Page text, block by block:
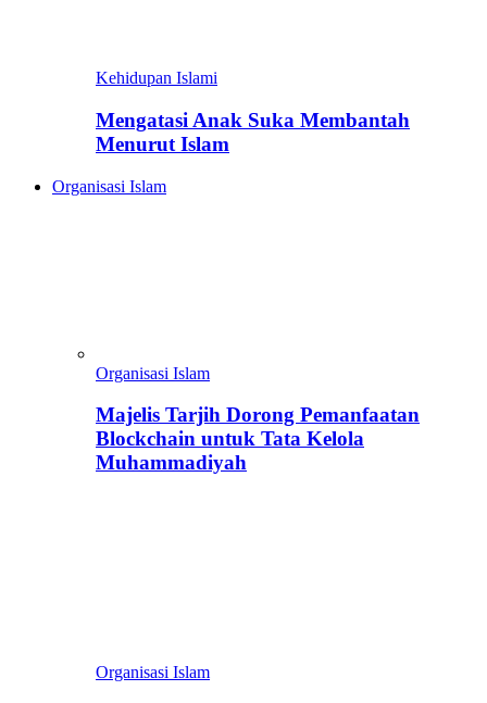
Kehidupan Islami
Mengatasi Anak Suka Membantah
Menurut Islam
Organisasi Islam
Organisasi Islam
Majelis Tarjih Dorong Pemanfaatan
Blockchain untuk Tata Kelola
Muhammadiyah
Organisasi Islam